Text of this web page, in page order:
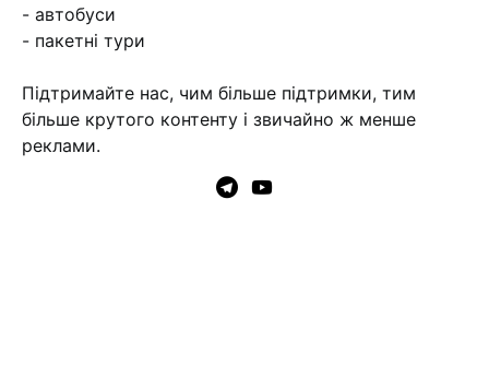
- автобуси
- пакетні тури
Підтримайте нас, чим більше підтримки, тим
більше крутого контенту і звичайно ж менше
реклами.